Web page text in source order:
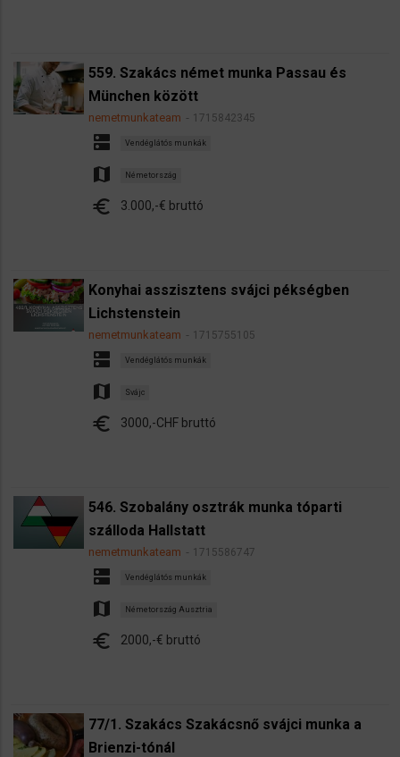
559. Szakács német munka Passau és
München között
nemetmunkateam 1715842345
dns Vendéglátós munkák
map Németország
euro 3.000,-€ bruttó
Konyhai asszisztens svájci pékségben
Lichstenstein
nemetmunkateam 1715755105
dns Vendéglátós munkák
map Svájc
euro 3000,-CHF bruttó
546. Szobalány osztrák munka tóparti
szálloda Hallstatt
nemetmunkateam 1715586747
dns Vendéglátós munkák
map Németország Ausztria
euro 2000,-€ bruttó
77/1. Szakács Szakácsnő svájci munka a
Brienzi-tónál